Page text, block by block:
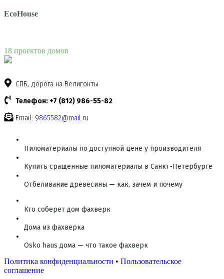
EcoHouse
18 проектов домов
СПБ, дорога на Велигонты
Телефон: +7 (812) 986-55-82
Email: 9865582@mail.ru
Пиломатериалы по доступной цене у производителя
Купить сращенные пиломатериалы в Санкт-Петербурге
Отбеливание древесины — как, зачем и почему
Кто соберет дом фахверк
Дома из фахверка
Osko haus дома — что такое фахверк
Политика конфиденциальности • Пользовательское
соглашение